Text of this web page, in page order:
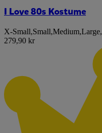
I Love 80s Kostume
X-Small,Small,Medium,Large,
279,90 kr